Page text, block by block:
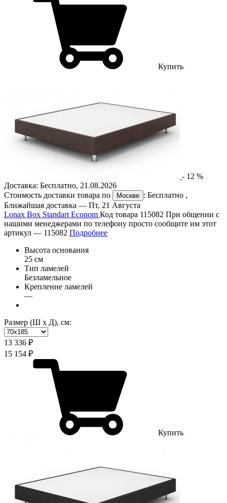
Купить
- 12 %
Доставка: Бесплатно, 21.08.2026
Стоимость доставки товара по
Москве : Бесплатно ,
Ближайшая доставка — Пт, 21 Августа
Lonax Box Standart Econom Код товара 115082 При общении с
нашими менеджерами по телефону просто сообщите им этот
артикул — 115082 Подробнее
Высота основания
25 см
Тип ламелей
Безламельное
Крепление ламелей
—
Размер (Ш х Д), см:
13 336 ₽
15 154 ₽
Купить